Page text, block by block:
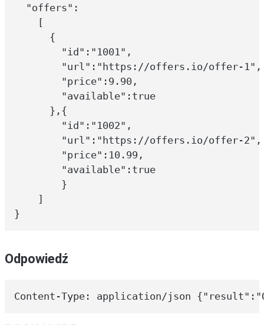
  "offers":
    [
      {
        "id":"1001",
        "url":"https://offers.io/offer-1",
        "price":9.90,
        "available":true
      },{
        "id":"1002",
        "url":"https://offers.io/offer-2",
        "price":10.99,
        "available":true
        }
    ]
}
Odpowiedź
Content-Type: application/json